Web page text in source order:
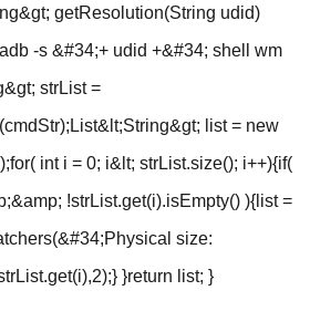
getResolution(String udid)
-s &#34;+ udid +&#34; shell wm
strList =
list = new
int i = 0; i&lt; strList.size(); i++){if(
!strList.get(i).isEmpty() ){list =
size:
}return list; }